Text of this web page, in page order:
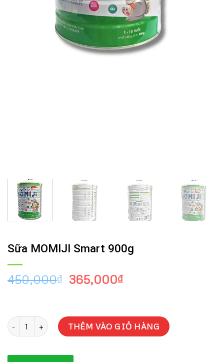
Sữa MOMIJI Smart 900g
450,000₫
Giá
450,000₫.
365,000₫Giá
là:
365,000₫.
Sữa MOMIJI Smart 900g số lượng
THÊM VÀO GIỎ HÀNG